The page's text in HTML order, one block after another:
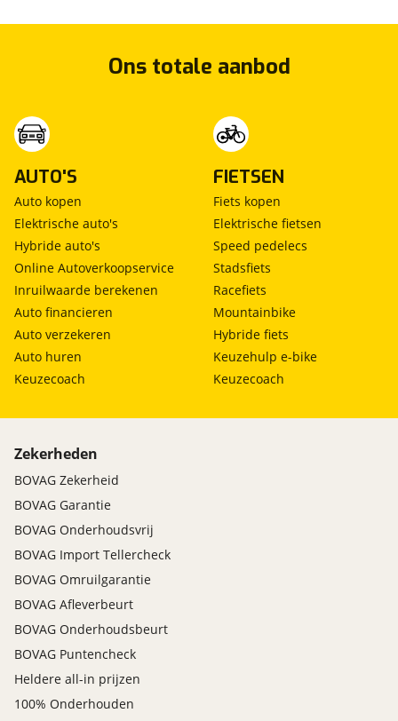
Ons totale aanbod
AUTO'S
Auto kopen
Elektrische auto's
Hybride auto's
Online Autoverkoopservice
Inruilwaarde berekenen
Auto financieren
Auto verzekeren
Auto huren
Keuzecoach
FIETSEN
Fiets kopen
Elektrische fietsen
Speed pedelecs
Stadsfiets
Racefiets
Mountainbike
Hybride fiets
Keuzehulp e-bike
Keuzecoach
Zekerheden
BOVAG Zekerheid
BOVAG Garantie
BOVAG Onderhoudsvrij
BOVAG Import Tellercheck
BOVAG Omruilgarantie
BOVAG Afleverbeurt
BOVAG Onderhoudsbeurt
BOVAG Puntencheck
Heldere all-in prijzen
100% Onderhouden